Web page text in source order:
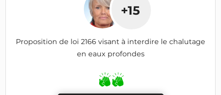
+15
Proposition de loi 2166 visant à interdire le chalutage
en eaux profondes